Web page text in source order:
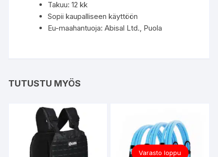
Takuu: 12 kk
Sopii kaupalliseen käyttöön
Eu-maahantuoja: Abisal Ltd., Puola
TUTUSTU MYÖS
Varasto loppu